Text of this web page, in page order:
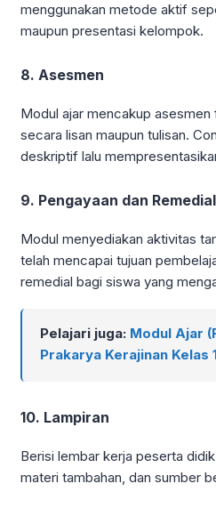
menggunakan metode aktif
maupun presentasi kelompok.
8. Asesmen
Modul ajar mencakup
secara lisan maupun tulisan.
deskriptif lalu
9. Pengayaan dan Remedial
Modul menyediakan aktivitas
telah mencapai tujuan
remedial bagi siswa yang
Pelajari juga: Modul Ajar
Prakarya Kerajinan Kelas
10. Lampiran
Berisi lembar kerja peserta
materi tambahan, dan sumber